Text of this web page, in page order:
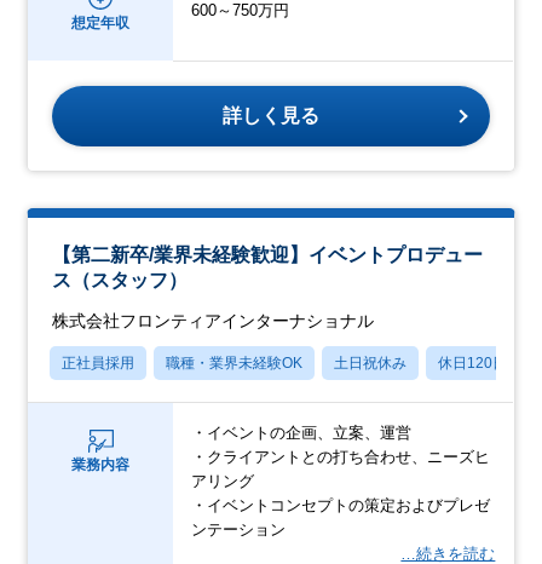
想定年収
600～750万円
詳しく見る
【第二新卒/業界未経験歓迎】イベントプロデュー
ス（スタッフ）
株式会社フロンティアインターナショナル
正社員採用 職種・業界未経験OK 土日祝休み 休日120日以上
業務内容
・イベントの企画、立案、運営
・クライアントとの打ち合わせ、ニーズヒ
アリング
・イベントコンセプトの策定およびプレゼ
ンテーション
…続きを読む